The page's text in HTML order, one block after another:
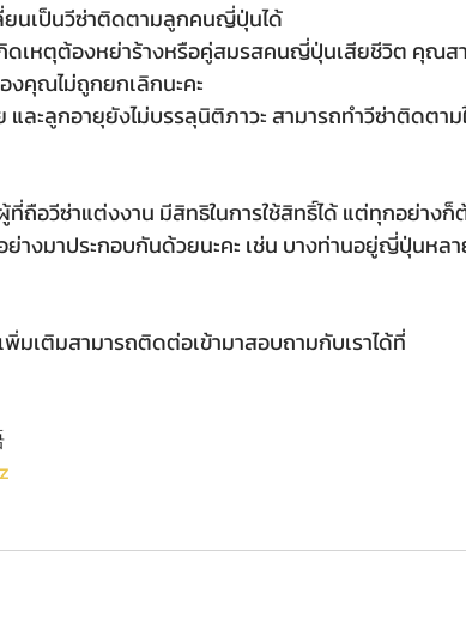
นเป็นวีซ่าติดตามลูกคนญี่ปุ่นได้
งคุณไม่ถูกยกเลิกนะคะ
ถือวีซ่าแต่งงาน มีสิทธิในการใช้สิทธิ์ได้ แต่ทุกอย่าง
างมาประกอบกันด้วยนะคะ เช่น บางท่านอยู่ญี่ปุ่นหล
มเติมสามารถติดต่อเข้ามาสอบถามกับเราได้ที่